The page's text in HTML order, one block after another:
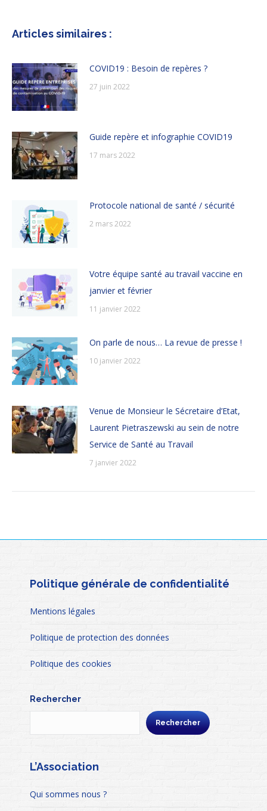
Articles similaires :
COVID19 : Besoin de repères ?
27 juin 2022
Guide repère et infographie COVID19
17 mars 2022
Protocole national de santé / sécurité
2 mars 2022
Votre équipe santé au travail vaccine en
janvier et février
11 janvier 2022
On parle de nous… La revue de presse !
10 janvier 2022
Venue de Monsieur le Sécretaire d’Etat,
Laurent Pietraszewski au sein de notre
Service de Santé au Travail
7 janvier 2022
Politique générale de confidentialité
Mentions légales
Politique de protection des données
Politique des cookies
Rechercher
Rechercher
L’Association
Qui sommes nous ?